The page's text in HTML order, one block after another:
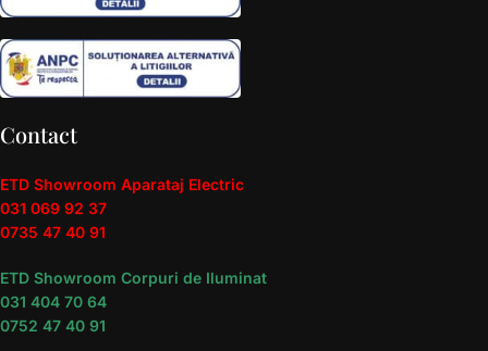
Contact
ETD Showroom Aparataj Electric
031 069 92 37
0735 47 40 91
ETD Showroom Corpuri de Iluminat
031 404 70 64
0752 47 40 91